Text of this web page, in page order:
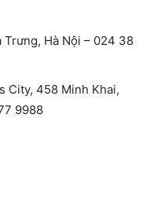
Trưng, Hà Nội – 024 38
City, 458 Minh Khai,
9988